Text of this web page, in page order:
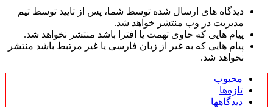
دیدگاه های ارسال شده توسط شما، پس از تایید توسط تیم
مدیریت در وب منتشر خواهد شد.
پیام هایی که حاوی تهمت یا افترا باشد منتشر نخواهد شد.
پیام هایی که به غیر از زبان فارسی یا غیر مرتبط باشد منتشر
نخواهد شد.
محبوب
تازه‌ها
دیدگاهها